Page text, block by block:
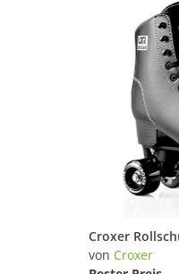
von Croxer